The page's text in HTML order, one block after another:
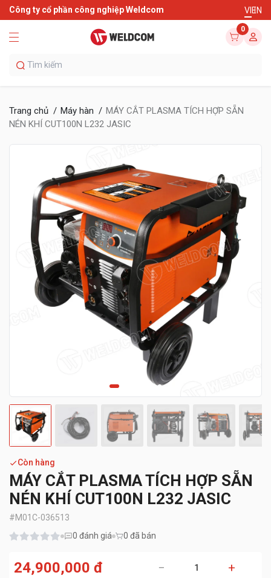
Công ty cổ phần công nghiệp Weldcom VIEN
0
Trang chủ Máy hàn
MÁY CẮT PLASMA TÍCH HỢP SẴN
NÉN KHÍ CUT100N L232 JASIC
Còn hàng
MÁY CẮT PLASMA TÍCH HỢP SẴN
NÉN KHÍ CUT100N L232 JASIC
#M01C-036513
0 đánh giá 0 đã bán
24,900,000 đ − +